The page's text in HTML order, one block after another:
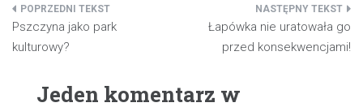
Nawigacja
wpisu
Pszczyna jako park
kulturowy?
Łapówka nie uratowała go
przed konsekwencjami!
Jeden komentarz w